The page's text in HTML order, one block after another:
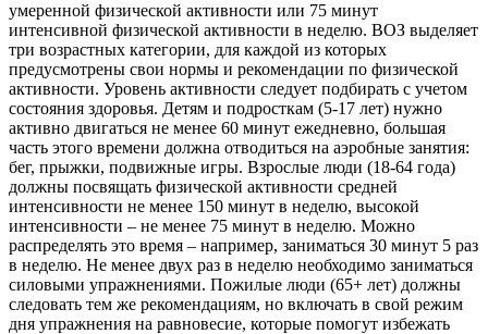
умеренной физической активности или 75 минут
интенсивной физической активности в неделю. ВОЗ выделяет
три возрастных категории, для каждой из которых
предусмотрены свои нормы и рекомендации по физической
активности. Уровень активности следует подбирать с учетом
состояния здоровья. Детям и подросткам (5-17 лет) нужно
активно двигаться не менее 60 минут ежедневно, большая
часть этого времени должна отводиться на аэробные занятия:
бег, прыжки, подвижные игры. Взрослые люди (18-64 года)
должны посвящать физической активности средней
интенсивности не менее 150 минут в неделю, высокой
интенсивности – не менее 75 минут в неделю. Можно
распределять это время – например, заниматься 30 минут 5 раз
в неделю. Не менее двух раз в неделю необходимо заниматься
силовыми упражнениями. Пожилые люди (65+ лет) должны
следовать тем же рекомендациям, но включать в свой режим
дня упражнения на равновесие, которые помогут избежать